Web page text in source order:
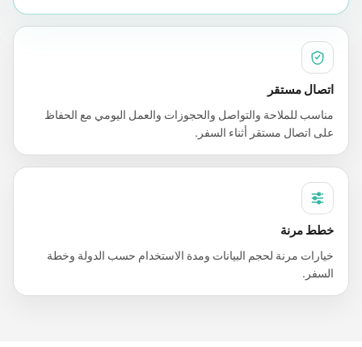
اتصال مستقر
مناسب للملاحة والتواصل والحجوزات والعمل اليومي مع الحفاظ
على اتصال مستقر أثناء السفر.
خطط مرنة
خيارات مرنة لحجم البيانات ومدة الاستخدام حسب الدولة وخطة
السفر.